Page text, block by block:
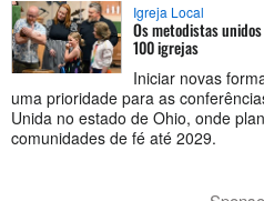
Igreja Local
Os metodistas
100 igrejas
Iniciar novas
uma prioridade para as
Unida no estado de Ohio, onde
comunidades de fé até 2029.